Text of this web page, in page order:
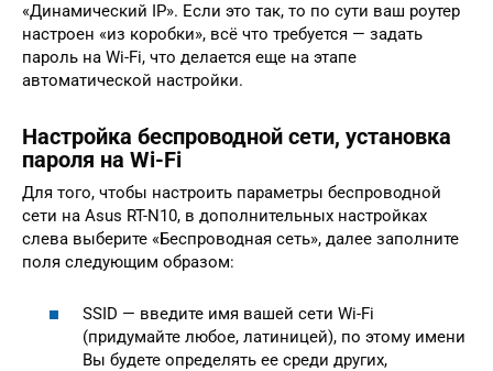
«Динамический IP». Если это так, то по сути ваш роутер
настроен «из коробки», всё что требуется — задать
пароль на Wi-Fi, что делается еще на этапе
автоматической настройки.
Настройка беспроводной сети, установка
пароля на Wi-Fi
Для того, чтобы настроить параметры беспроводной
сети на Asus RT-N10, в дополнительных настройках
слева выберите «Беспроводная сеть», далее заполните
поля следующим образом:
SSID — введите имя вашей сети Wi-Fi
(придумайте любое, латиницей), по этому имени
Вы будете определять ее среди других,